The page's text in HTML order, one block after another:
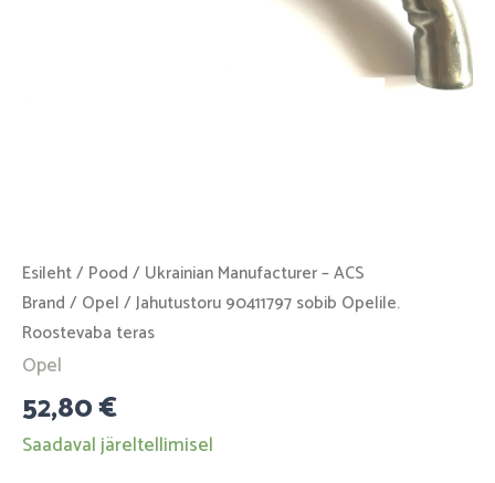
Esileht/ Pood / Ukrainian Manufacturer – ACS
Brand / Opel / Jahutustoru 90411797 sobib Opelile.
Roostevaba teras
Opel
52,80€
Saadaval järeltellimisel